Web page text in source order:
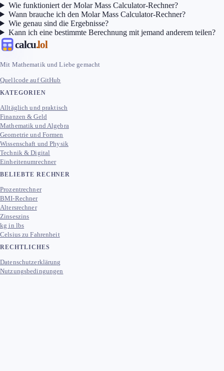
Wie funktioniert der Molar Mass Calculator-Rechner?
Wann brauche ich den Molar Mass Calculator-Rechner?
Wie genau sind die Ergebnisse?
Kann ich eine bestimmte Berechnung mit jemand anderem teilen?
calcu.lol
Mit Mathematik und Liebe gemacht
Quellcode auf GitHub
KATEGORIEN
Alltäglich und praktisch
Finanzen & Geld
Mathematik und Algebra
Geometrie und Formen
Wissenschaft und Physik
Technik & Digital
Einheitenumrechner
BELIEBTE RECHNER
Prozentrechner
BMI-Rechner
Altersrechner
Zinseszins
kg in lbs
Celsius zu Fahrenheit
RECHTLICHES
Datenschutzerklärung
Nutzungsbedingungen